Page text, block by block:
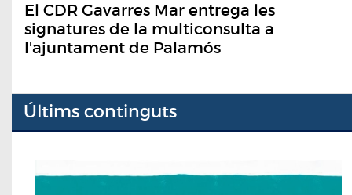
El CDR Gavarres Mar entrega les
signatures de la multiconsulta a
l'ajuntament de Palamós
Últims continguts